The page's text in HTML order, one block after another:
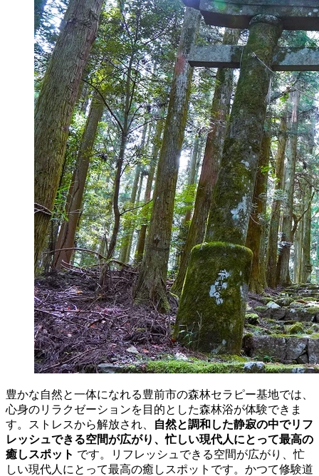
豊かな自然と一体になれる豊前市の森林セラピー基地では、
心身のリラクゼーションを目的とした森林浴が体験できま
す。ストレスから解放され、
自然と調和した静寂の中でリフ
レッシュできる空間が広がり、忙しい現代人にとって最高の
癒しスポット です。リフレッシュできる空間が広がり、忙
しい現代人にとって最高の癒しスポットです。かつて修験道